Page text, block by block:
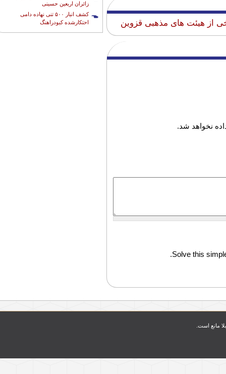
زائران اربعین حسینی
کشف انبار ۵۰۰ تنی نهاده دامی
احتکارشده کبودراهنگ
از هیئت های مذهبی قزوین
نخواهد شد.
Solve this
مانع است.